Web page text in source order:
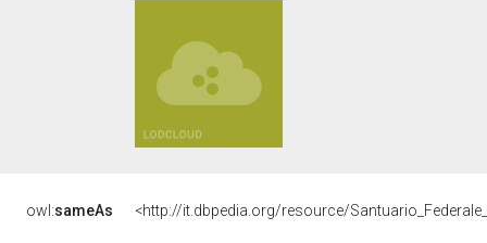
owl:sameAs <http://it.dbpedia.org/resource/